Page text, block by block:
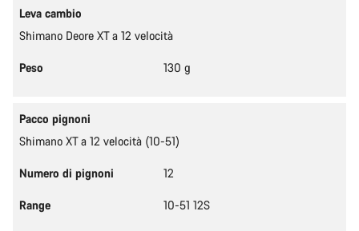
Leva cambio
Shimano Deore XT a 12 velocità
Peso 130 g
Pacco pignoni
Shimano XT a 12 velocità (10-51)
Numero di pignoni 12
Range 10-51 12S